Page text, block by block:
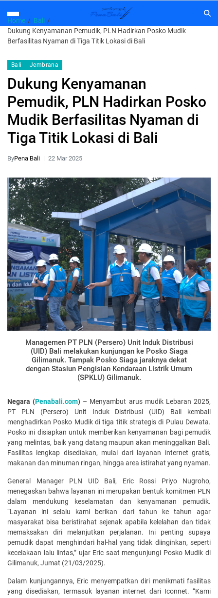
Home
Bali
Dukung Kenyamanan Pemudik, PLN Hadirkan Posko Mudik
Berfasilitas Nyaman di Tiga Titik Lokasi di Bali
Bali Jembrana
Dukung Kenyamanan
Pemudik, PLN Hadirkan Posko
Mudik Berfasilitas Nyaman di
Tiga Titik Lokasi di Bali
ByPena Bali 22 Mar 2025
Managemen PT PLN (Persero) Unit Induk Distribusi
(UID) Bali melakukan kunjungan ke Posko Siaga
Gilimanuk. Tampak Posko Siaga jaraknya dekat
dengan Stasiun Pengisian Kendaraan Listrik Umum
(SPKLU) Gilimanuk.
Negara (Penabali.com) – Menyambut arus mudik Lebaran 2025,
PT PLN (Persero) Unit Induk Distribusi (UID) Bali kembali
menghadirkan Posko Mudik di tiga titik strategis di Pulau Dewata.
Posko ini disiapkan untuk memberikan kenyamanan bagi pemudik
yang melintas, baik yang datang maupun akan meninggalkan Bali.
Fasilitas lengkap disediakan, mulai dari layanan internet gratis,
makanan dan minuman ringan, hingga area istirahat yang nyaman.
General Manager PLN UID Bali, Eric Rossi Priyo Nugroho,
menegaskan bahwa layanan ini merupakan bentuk komitmen PLN
dalam mendukung keselamatan dan kenyamanan pemudik.
“Layanan ini selalu kami berikan dari tahun ke tahun agar
masyarakat bisa beristirahat sejenak apabila kelelahan dan tidak
memaksakan diri melanjutkan perjalanan. Ini penting supaya
pemudik dapat menghindari hal-hal yang tidak diinginkan, seperti
kecelakaan lalu lintas,” ujar Eric saat mengunjungi Posko Mudik di
Gilimanuk, Jumat (21/03/2025).
Dalam kunjungannya, Eric menyempatkan diri menikmati fasilitas
yang disediakan, termasuk layanan internet dari Iconnet. “Kami